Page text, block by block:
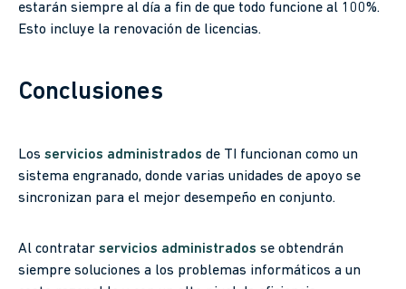
estarán siempre al día a fin de que todo funcione al 100%.
Esto incluye la renovación de licencias.
Conclusiones
Los servicios administrados de TI funcionan como un
sistema engranado, donde varias unidades de apoyo se
sincronizan para el mejor desempeño en conjunto.
Al contratar servicios administrados se obtendrán
siempre soluciones a los problemas informáticos a un